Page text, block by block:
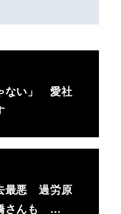
ない」 愛社
最悪 過労原
さんも …